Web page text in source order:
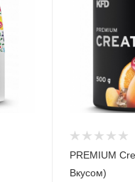
PREMIUM
Вкусом)